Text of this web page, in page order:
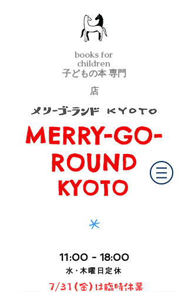
子どもの本 専門
店
books for
children
メリーゴーランド京都
MERRY-GO-
ROUND
KYOTO
*
11 :00 - 18:00
水・ 木曜日定休
7/31(金)は臨時休業